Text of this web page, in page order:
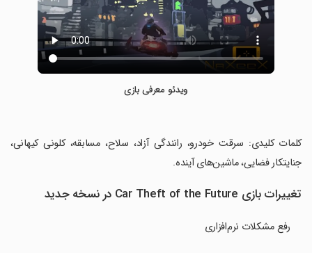
ویدئو معرفی بازی
‏کلمات کلیدی: سرقت خودرو، رانندگی آزاد، سلاح، مسابقه، کلونی کیهانی،
جنایتکار فضایی، ماشین‌های آینده.
تغییرات بازی Car Theft of the Future در نسخه جدید
رفع مشکلات نرم‌افزاری